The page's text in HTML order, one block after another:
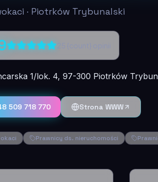
· Piotrków Trybunalski
1/lok. 4, 97-300 Piotrków
509 718 770 Strona WWW
Prawnicy ds. nieruchomości